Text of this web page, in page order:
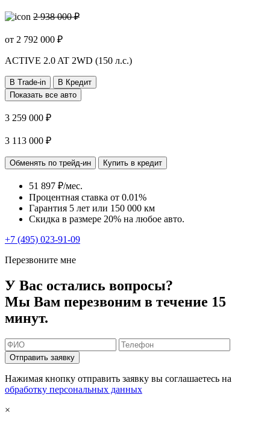
2 938 000 ₽
от 2 792 000 ₽
ACTIVE 2.0 AT 2WD (150 л.с.)
В Trade-in
В Кредит
Показать все авто
3 259 000 ₽
3 113 000 ₽
Обменять по трейд-ин Купить в кредит
51 897 ₽/мес.
Процентная ставка от 0.01%
Гарантия 5 лет или 150 000 км
Скидка в размере 20% на любое авто.
+7 (495) 023-91-09
Перезвоните мне
У Вас остались вопросы?
Мы Вам перезвоним в течение 15
минут.
Отправить заявку
Нажимая кнопку отправить заявку вы соглашаетесь на
обработку персональных данных
×